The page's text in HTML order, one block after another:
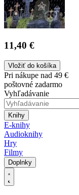
11,40 €
Vložiť do košíka
Pri nákupe nad 49 €
poštovné zadarmo
Vyhľadávanie
Knihy
E-knihy
Audioknihy
Hry
Filmy
Doplnky